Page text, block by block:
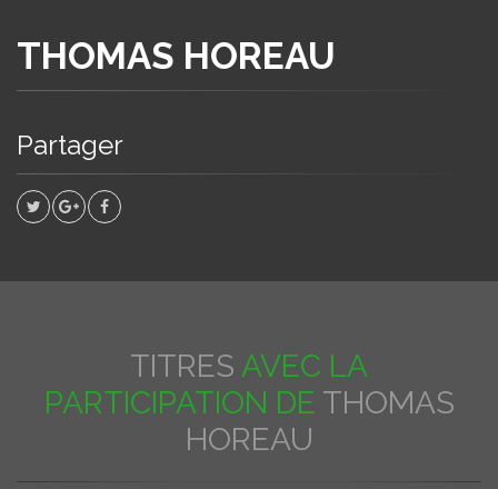
THOMAS HOREAU
Partager
TITRES AVEC LA
PARTICIPATION DE THOMAS
HOREAU